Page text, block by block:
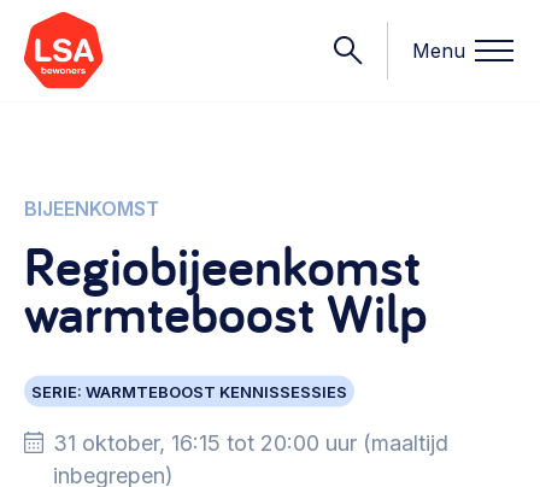
Menu
Onderwerpen
Starten van een initiatief
Rechtsvormen, positionering, organisatiemodellen >
Financiën
Financieringsvormen, administratie, begroting en omzet >
Organisatie en beheer
Wat we doen
Contact
BIJEENKOMST
Regiobijeenkomst
warmteboost Wilp
SERIE: WARMTEBOOST KENNISSESSIES
31 oktober, 16:15 tot 20:00 uur (maaltijd
inbegrepen)